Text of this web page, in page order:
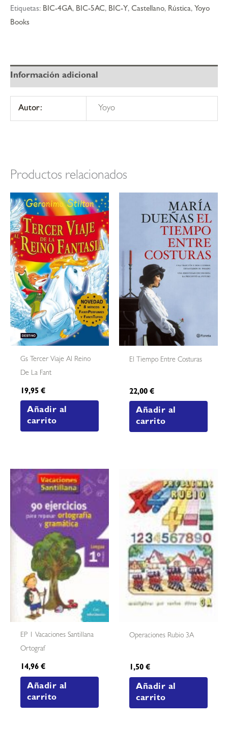
Etiquetas: BIC-4GA, BIC-5AC, BIC-Y, Castellano, Rústica, Yoyo
Books
Información adicional
Autor: Yoyo
Productos relacionados
Gs Tercer Viaje Al Reino
De La Fant
19,95€
Añadir al
carrito
El Tiempo Entre Costuras
22,00€
Añadir al
carrito
EP 1 Vacaciones Santillana
Ortograf
14,96€
Añadir al
carrito
Operaciones Rubio 3A
1,50€
Añadir al
carrito